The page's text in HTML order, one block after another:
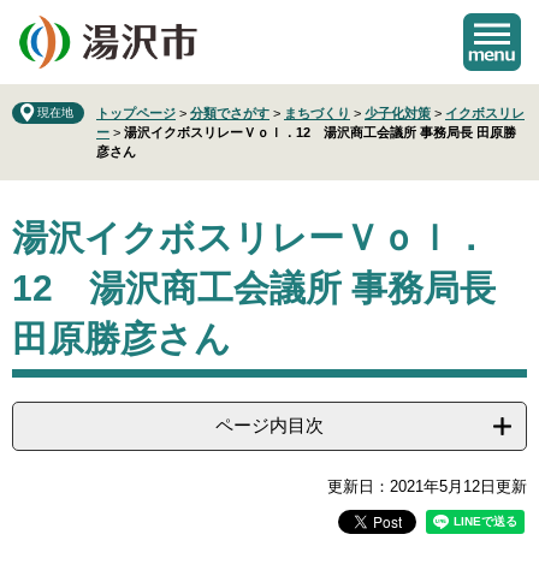
の
先
ー
を
本
へ
現在地 トップページ > 分類でさがす > まちづくり > 少子化対策 > イクボスリレ
ー > 湯沢イクボスリレーＶｏｌ．12 湯沢商工会議所 事務局長 田原勝
彦さん
文
湯沢イクボスリレーＶｏｌ．
12 湯沢商工会議所 事務局長
田原勝彦さん
ページ内目次
更新日：2021年5月12日更新